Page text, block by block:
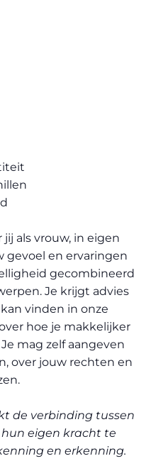
als vrouw, in eigen
gevoel en ervaringen
gecombineerd
Je krijgt advies
vinden in onze
hoe je makkelijker
mag zelf aangeven
over jouw rechten en
de verbinding tussen
eigen kracht te
en erkenning.